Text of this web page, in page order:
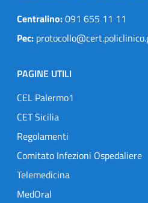
Centralino:091 655 11 11
Pec:
PAGINE UTILI
CEL Palermo1
CET Sicilia
Regolamenti
Comitato Infezioni Ospedaliere
Telemedicina
MedOral